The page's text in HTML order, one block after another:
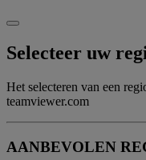
Selecteer uw
Het selecteren van een
teamviewer.com
AANBEVOLEN